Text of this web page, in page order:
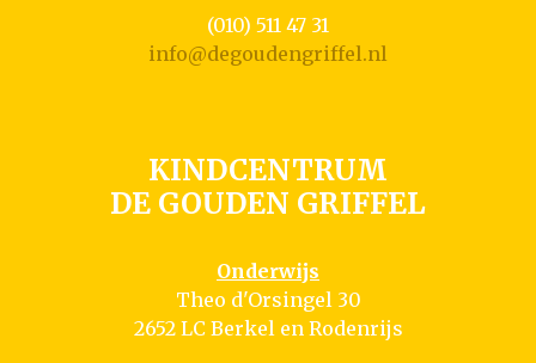
(010) 511 47 31
info@degoudengriffel.nl
KINDCENTRUM
DE GOUDEN GRIFFEL
Onderwijs
Theo d'Orsingel 30
2652 LC Berkel en Rodenrijs